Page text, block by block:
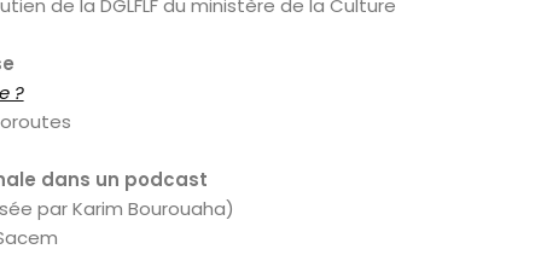
de la DGLFLF du ministère de la Culture
?
dans un podcast
par Karim Bourouaha)